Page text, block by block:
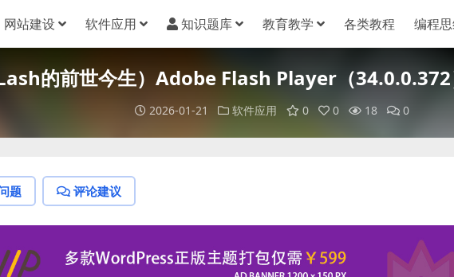
网站建设 软件应用 知识题库 教育教学 各类教程 编程
的前世今生）Adobe Flash Player（
2026-01-21 软件应用 0 0 18 0
题 评论建议